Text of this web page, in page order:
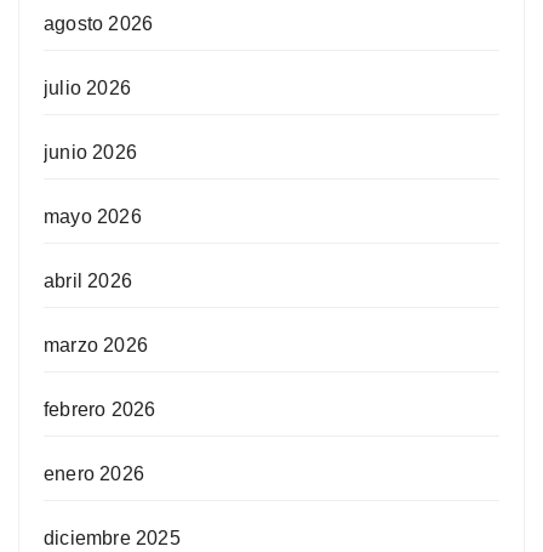
agosto 2026
julio 2026
junio 2026
mayo 2026
abril 2026
marzo 2026
febrero 2026
enero 2026
diciembre 2025